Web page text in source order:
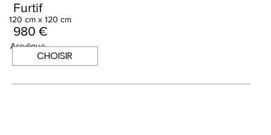
Furtif
Acrylique
980 €
120 cm x 120 cm
CHOISIR